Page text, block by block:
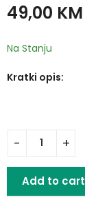
49,00 KM
Na Stanju
Kratki opis:
Add to cart